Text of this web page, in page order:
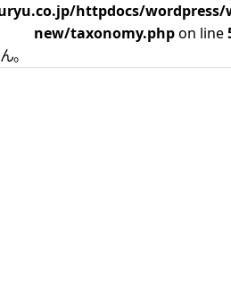
httpdocs/
new/taxonomy.phpon line
。